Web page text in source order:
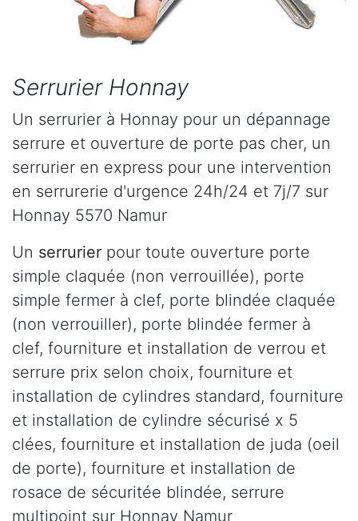
Serrurier Honnay
Un serrurier à Honnay pour un dépannage
serrure et ouverture de porte pas cher, un
serrurier en express pour une intervention
en serrurerie d'urgence 24h/24 et 7j/7 sur
Honnay 5570 Namur
Un serrurier pour toute ouverture porte
simple claquée (non verrouillée), porte
simple fermer à clef, porte blindée claquée
(non verrouiller), porte blindée fermer à
clef, fourniture et installation de verrou et
serrure prix selon choix, fourniture et
installation de cylindres standard, fourniture
et installation de cylindre sécurisé x 5
clées, fourniture et installation de juda (oeil
de porte), fourniture et installation de
rosace de sécuritée blindée, serrure
multipoint sur Honnay Namur